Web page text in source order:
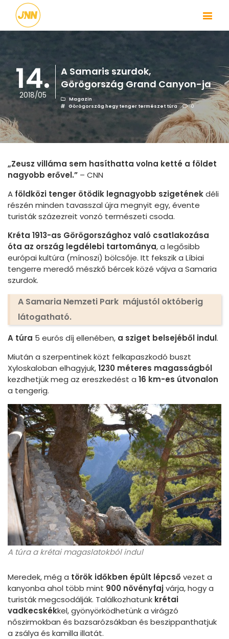
14.
2018/05
A Samaris szurdok,
Görögország Grand Canyon-ja
Magazin
Görögországhegy tenger természet túra 0
„Zeusz villáma sem hasíthatta volna ketté a földet
nagyobb erővel.” – CNN
A földközi tenger ötödik legnagyobb szigeténekdéli
részén minden tavasszal újra megnyit egy, évente
turisták százezreit vonzó természeti csoda.
Kréta 1913-as Görögországhoz való csatlakozása
óta az ország legdélebi tartománya, a legősibb
európai kultúra (mínoszi) bölcsője. Itt fekszik a Líbiai
tengerre meredő mészkő bércek közé vájva a Samaria
szurdok.
A Samaria Nemzeti Park májustól októberig
látogatható.
A túra 5 eurós díj ellenében, a sziget belsejéből indul.
Miután a szerpentinek közt felkapaszkodó buszt
Xyloskaloban elhagyjuk,1230 méteres magasságból
kezdhetjük meg az ereszkedést a 16 km-es útvonalon
a tengerig.
A túra a krétai magaslatokból indul
Meredek, még a török időkben épült lépcső vezet a
kanyonba ahol több mint 900 növényfajvárja, hogy a
turisták megcsodálják. Találkozhatunk krétai
vadkecskékkel, gyönyörködhetünk a virágzó
nőszirmokban és bazsarózsákban és beszippanthatjuk
a zsálya és kamilla illatát.